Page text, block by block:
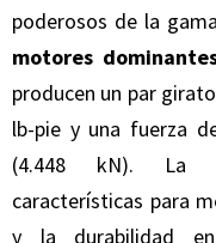
poderosos de la
motores
producen un par
lb-pie y una fuerza
(4.448 kN). La
características para
y la durabilidad